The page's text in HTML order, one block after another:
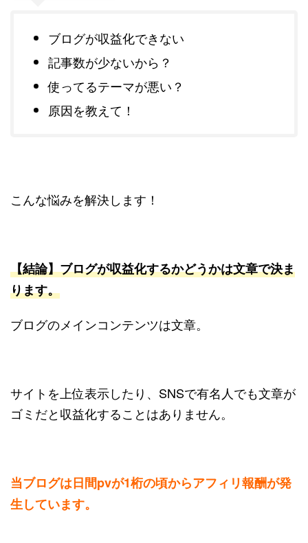
ブログが収益化できない
記事数が少ないから？
使ってるテーマが悪い？
原因を教えて！
こんな悩みを解決します！
【結論】ブログが収益化するかどうかは文章で決ま
ります。
ブログのメインコンテンツは文章。
サイトを上位表示したり、SNSで有名人でも文章が
ゴミだと収益化することはありません。
当ブログは日間pvが1桁の頃からアフィリ報酬が発
生しています。